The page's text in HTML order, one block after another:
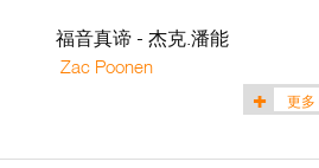
福音真谛 - 杰克.潘能
Zac Poonen
更多